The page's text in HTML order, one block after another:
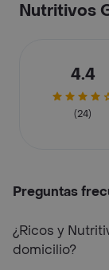
Nutritivos
4.4
(24)
Preguntas
¿Ricos y
domicilio?